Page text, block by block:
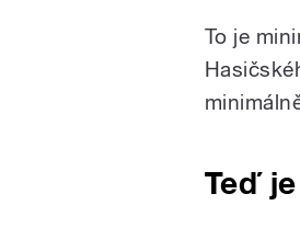
To je
Teď